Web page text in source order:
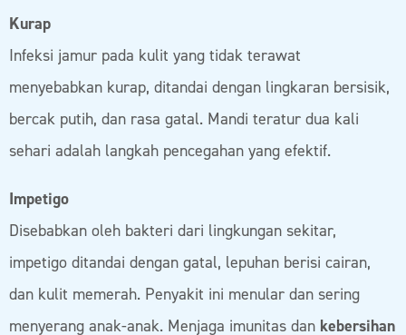
Kurap
Infeksi jamur pada kulit yang tidak terawat
menyebabkan kurap, ditandai dengan lingkaran bersisik,
bercak putih, dan rasa gatal. Mandi teratur dua kali
sehari adalah langkah pencegahan yang efektif.
Impetigo
Disebabkan oleh bakteri dari lingkungan sekitar,
impetigo ditandai dengan gatal, lepuhan berisi cairan,
dan kulit memerah. Penyakit ini menular dan sering
menyerang anak-anak. Menjaga imunitas dan kebersihan